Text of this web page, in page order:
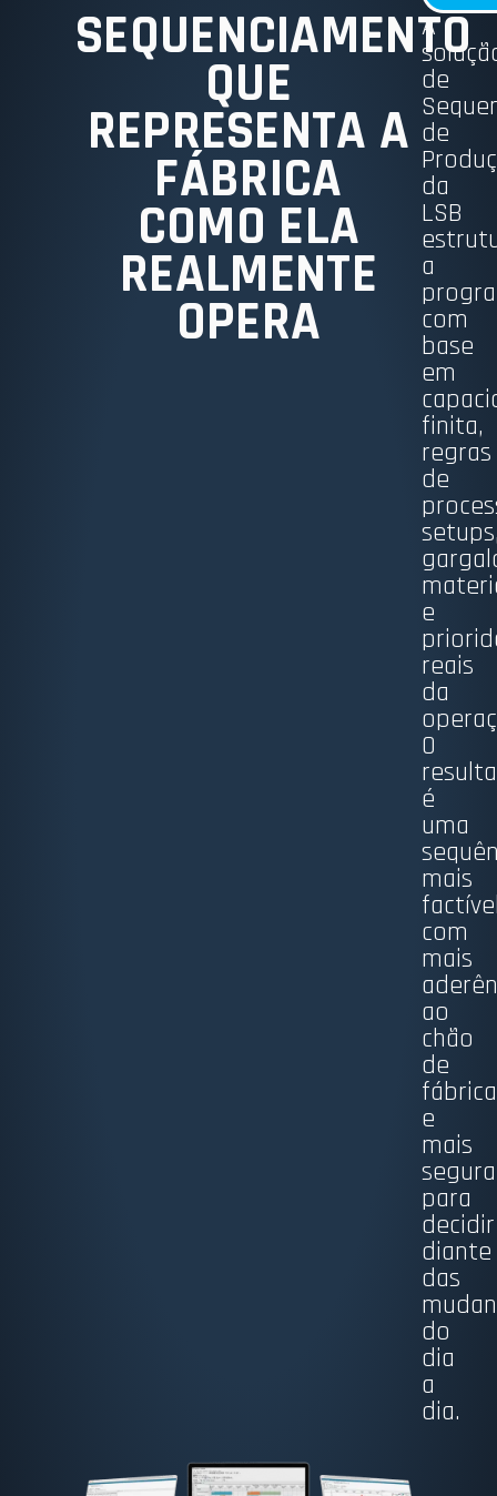
SEQUENCIAMENTO
QUE
REPRESENTA A
FÁBRICA
COMO ELA
REALMENTE
OPERA
A
de
de
da
LSB
a
com
base
em
finita,
regras
de
e
reais
da
O
é
uma
mais
com
mais
ao
chão
de
fábrica
e
mais
para
decidir
diante
das
do
dia
a
dia.